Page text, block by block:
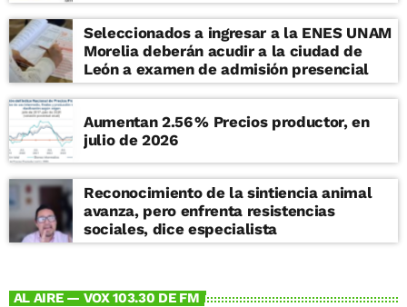
Seleccionados a ingresar a la ENES UNAM
Morelia deberán acudir a la ciudad de
León a examen de admisión presencial
Aumentan 2.56 % Precios productor, en
julio de 2026
Reconocimiento de la sintiencia animal
avanza, pero enfrenta resistencias
sociales, dice especialista
AL AIRE — VOX 103.30 DE FM